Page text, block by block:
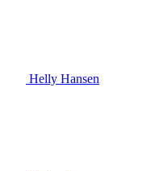
Helly Hansen